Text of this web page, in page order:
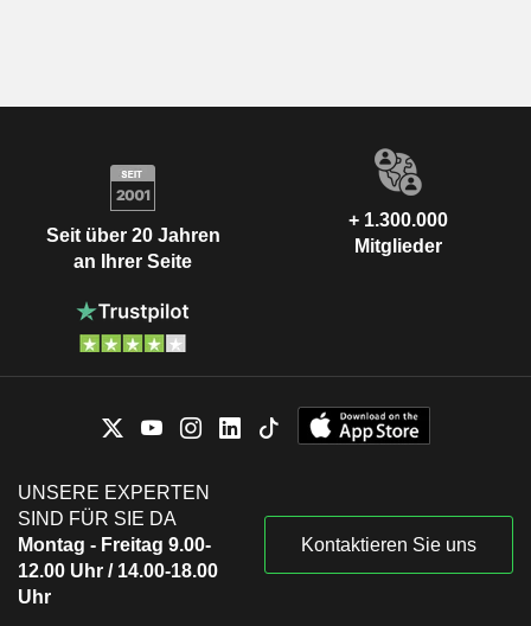
Seit über 20 Jahren
an Ihrer Seite
+ 1.300.000
Mitglieder
UNSERE EXPERTEN
SIND FÜR SIE DA
Montag - Freitag 9.00-
12.00 Uhr / 14.00-18.00
Uhr
Kontaktieren Sie uns